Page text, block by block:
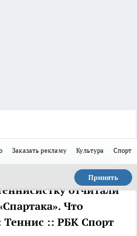
Заказать рекламу Культура Спорт
Принять
отчитали
Что
:: РБК Спорт